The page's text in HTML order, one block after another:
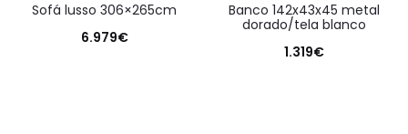
sofá lusso 306×265cm
6.979€
banco 142x43x45 metal
dorado/tela blanco
1.319€